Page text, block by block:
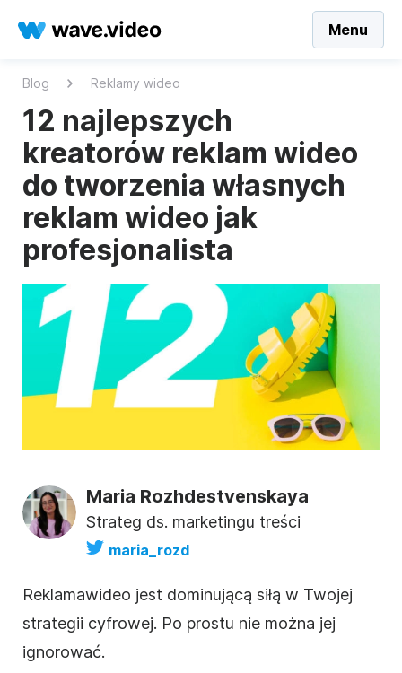
Menu
Blog Reklamy wideo
12 najlepszych
kreatorów reklam wideo
do tworzenia własnych
reklam wideo jak
profesjonalista
Maria Rozhdestvenskaya
Strateg ds. marketingu treści
maria_rozd
Reklamawideo jest dominującą siłą w Twojej
strategii cyfrowej. Po prostu nie można jej
ignorować.